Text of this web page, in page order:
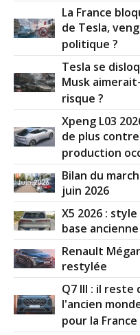
La France
de Tesla,
politique ?
Tesla se
Musk
risque ?
Xpeng L03
de plus
production
Bilan du
juin 2026
X5 2026 :
base ancienne
Renault
restylée
Q7 III : il reste
l'ancien
pour la France